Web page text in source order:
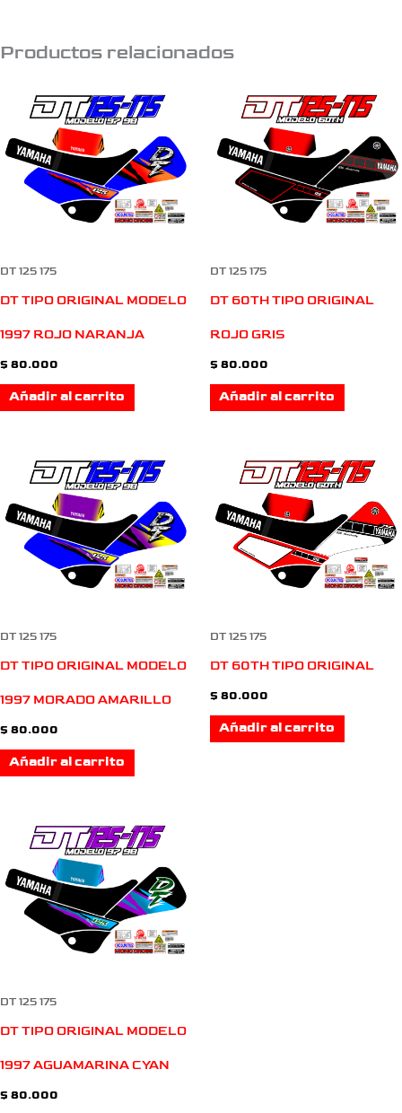
Productos relacionados
DT 125 175
DT TIPO ORIGINAL MODELO
1997 ROJO NARANJA
$ 80.000
Añadir al carrito
DT 125 175
DT 60TH TIPO ORIGINAL
ROJO GRIS
$ 80.000
Añadir al carrito
DT 125 175
DT TIPO ORIGINAL MODELO
1997 MORADO AMARILLO
$ 80.000
Añadir al carrito
DT 125 175
DT 60TH TIPO ORIGINAL
$ 80.000
Añadir al carrito
DT 125 175
DT TIPO ORIGINAL MODELO
1997 AGUAMARINA CYAN
$ 80.000